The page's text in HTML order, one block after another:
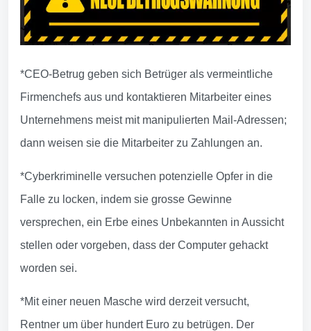
*CEO-Betrug geben sich Betrüger als vermeintliche
Firmenchefs aus und kontaktieren Mitarbeiter eines
Unternehmens meist mit manipulierten Mail-Adressen;
dann weisen sie die Mitarbeiter zu Zahlungen an.
*Cyberkriminelle versuchen potenzielle Opfer in die
Falle zu locken, indem sie grosse Gewinne
versprechen, ein Erbe eines Unbekannten in Aussicht
stellen oder vorgeben, dass der Computer gehackt
worden sei.
*Mit einer neuen Masche wird derzeit versucht,
Rentner um über hundert Euro zu betrügen. Der